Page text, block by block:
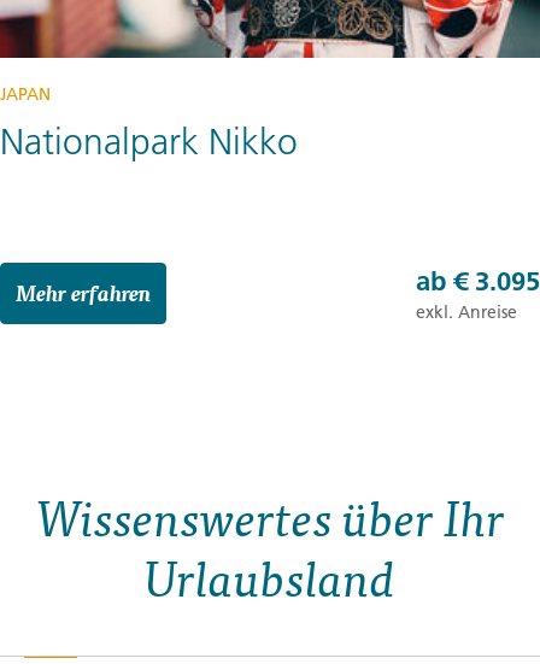
JAPAN
Nationalpark Nikko
Mehr erfahren ab € 3.095
exkl. Anreise
Wissenswertes über Ihr
Urlaubsland